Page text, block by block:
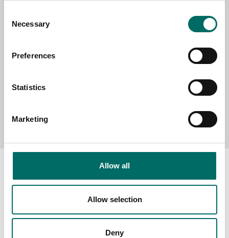
Selection
Necessary
Preferences
Statistics
Marketing
Allow all
Allow selection
Deny
MESSAGE (written in english)
Send message
Swedish quality